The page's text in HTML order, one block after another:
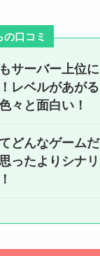
口コミ
サーバー上位
レベルがあが
々と面白い！
どんなゲーム
ったよりシナ